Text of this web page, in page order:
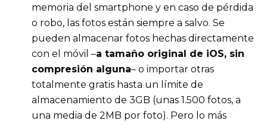
memoria del smartphone y en caso de pérdida
o robo, las fotos están siempre a salvo. Se
pueden almacenar fotos hechas directamente
con el móvil –a tamaño original de iOS, sin
compresión alguna– o importar otras
totalmente gratis hasta un límite de
almacenamiento de 3GB (unas 1.500 fotos, a
una media de 2MB por foto). Pero lo más